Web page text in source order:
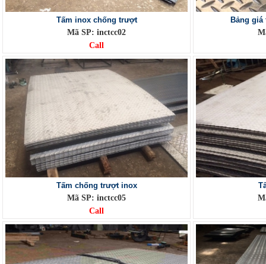
Tấm inox chống trượt
Mã SP: inctcc02
Call
Bảng
Tấm chống trượt inox
Mã SP: inctcc05
Call